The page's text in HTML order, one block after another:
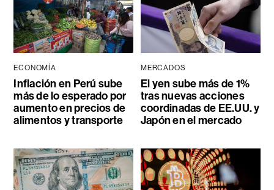
ECONOMÍA
Inflación en Perú sube
más de lo esperado por
aumento en precios de
alimentos y transporte
MERCADOS
El yen sube más de 1%
tras nuevas acciones
coordinadas de EE.UU. y
Japón en el mercado